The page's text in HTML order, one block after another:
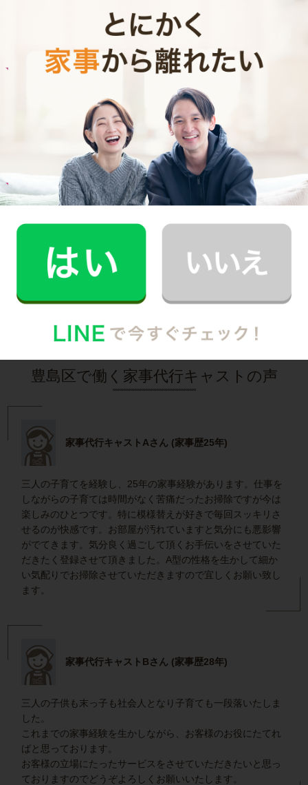
Customer Interview
お料理
A.T.さん
栄養バランスの取れた食事を摂れるのが魅力で
記事全文を見る
M.K.さん
30代 共働き 子育て中
ました！
記事全文を見る
インタビュー一覧を見る
豊島区で働く家事代行キャストの声
家事代行キャストAさん (家事歴25年)
三人の子育てを経験し、25年の家事経験があります。仕事を
しながらの子育ては時間がなく苦痛だったお掃除ですが今は
楽しみのひとつです。特に模様替えが好きで毎回スッキリさ
せるのが快感です。お部屋が汚れていますと気分にも悪影響
がでてきます。気分良く過ごして頂くお手伝いをさせていた
だきたく登録させて頂きました。A型の性格を生かして細か
い気配りでお掃除させていただきますので宜しくお願い致し
ます。
家事代行キャストBさん (家事歴28年)
三人の子供も末っ子も社会人となり子育ても一段落いたしま
した。
これまでの家事経験を生かしながら、お客様のお役にたてれ
ばと思っております。
お客様の立場にたったサービスをさせていただきたいと思っ
ておりますのでどうぞよろしくお願いいたします。